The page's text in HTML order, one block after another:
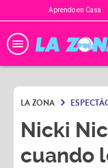
Aprendo en Casa
LA ZONA
Nicki
cuando